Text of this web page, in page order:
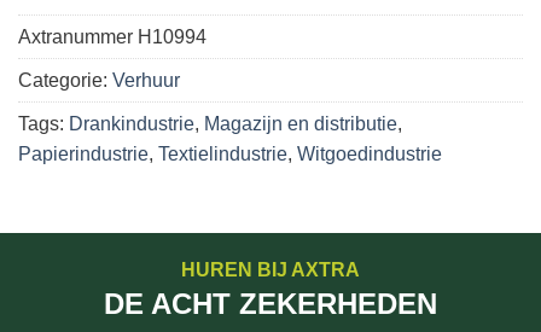
Axtranummer H10994
Categorie: Verhuur
Tags: Drankindustrie, Magazijn en distributie,
Papierindustrie, Textielindustrie, Witgoedindustrie
HUREN BIJ AXTRA
DE ACHT ZEKERHEDEN